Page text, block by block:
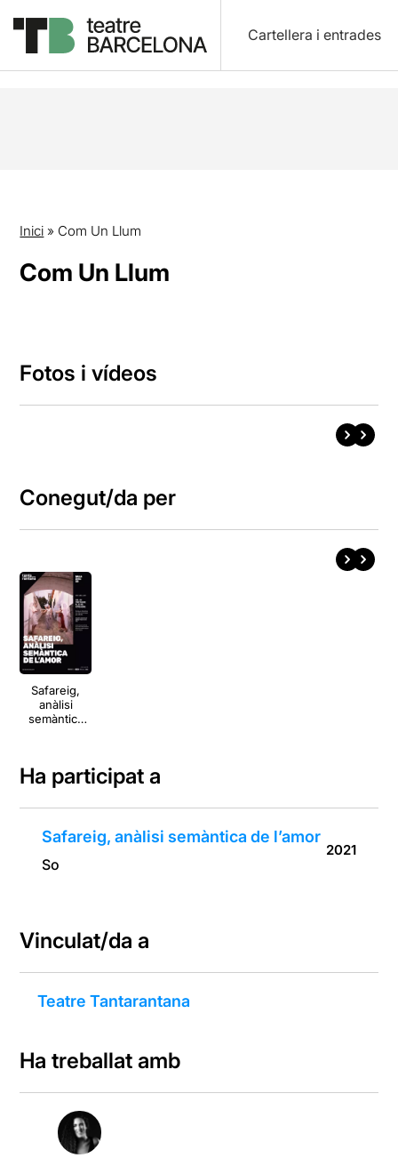
Cartellera i entrades
Inici » Com Un Llum
Com Un Llum
Fotos i vídeos
Conegut/da per
Safareig,
anàlisi
semàntica
Ha participat a
Safareig, anàlisi semàntica de l’amor
So
2021
Vinculat/da a
Teatre Tantarantana
Ha treballat amb